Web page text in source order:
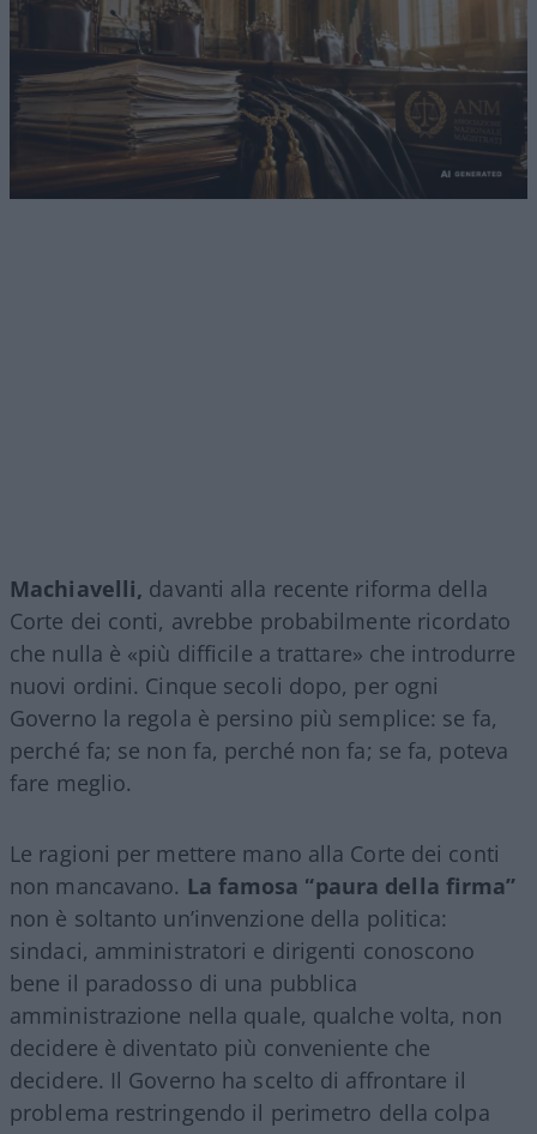
Machiavelli, davanti alla recente riforma della
Corte dei conti, avrebbe probabilmente ricordato
che nulla è «più difficile a trattare» che introdurre
nuovi ordini. Cinque secoli dopo, per ogni
Governo la regola è persino più semplice: se fa,
perché fa; se non fa, perché non fa; se fa, poteva
fare meglio.
Le ragioni per mettere mano alla Corte dei conti
non mancavano. La famosa “paura della firma”
non è soltanto un’invenzione della politica:
sindaci, amministratori e dirigenti conoscono
bene il paradosso di una pubblica
amministrazione nella quale, qualche volta, non
decidere è diventato più conveniente che
decidere. Il Governo ha scelto di affrontare il
problema restringendo il perimetro della colpa